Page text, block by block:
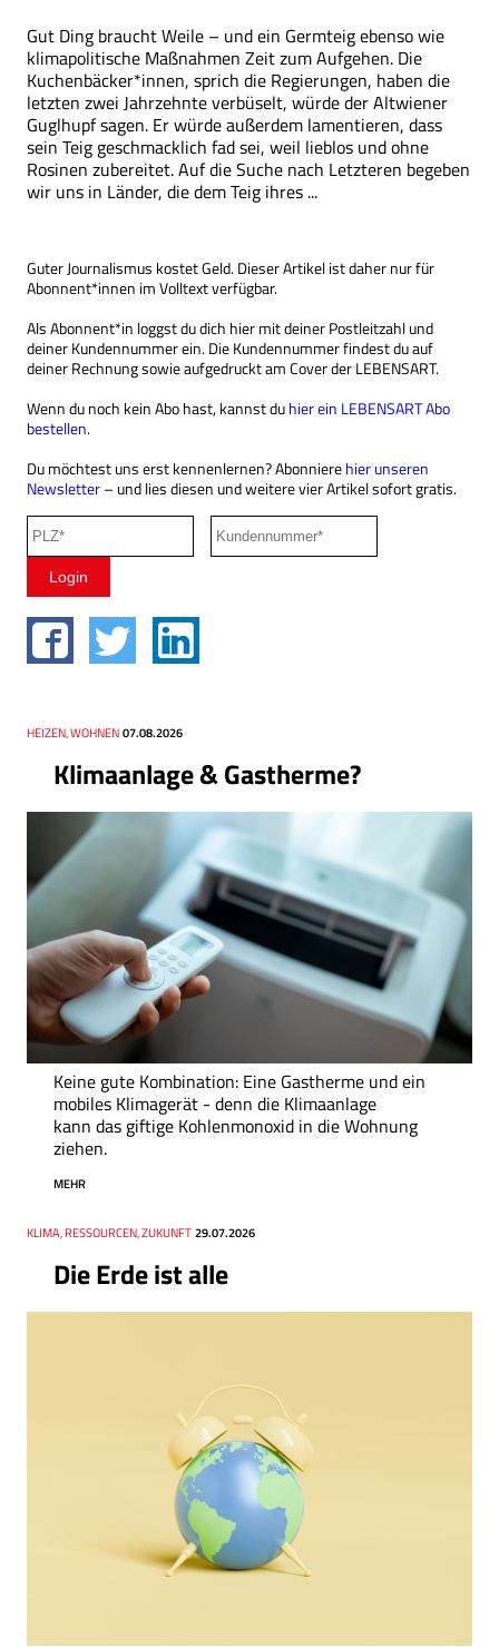
Gut Ding braucht Weile – und ein Germteig ebenso wie
klimapolitische Maßnahmen Zeit zum Aufgehen. Die
Kuchenbäcker*innen, sprich die Regierungen, haben die
letzten zwei Jahrzehnte verbüselt, würde der Altwiener
Guglhupf sagen. Er würde außerdem lamentieren, dass
sein Teig geschmacklich fad sei, weil lieblos und ohne
Rosinen zubereitet. Auf die Suche nach Letzteren begeben
wir uns in Länder, die dem Teig ihres ...
Guter Journalismus kostet Geld. Dieser Artikel ist daher nur für
Abonnent*innen im Volltext verfügbar.
Als Abonnent*in loggst du dich hier mit deiner Postleitzahl und
deiner Kundennummer ein. Die Kundennummer findest du auf
deiner Rechnung sowie aufgedruckt am Cover der LEBENSART.
Wenn du noch kein Abo hast, kannst duhier ein LEBENSART Abo
bestellen.
Du möchtest uns erst kennenlernen? Abonnierehier unseren
Newsletter– und lies diesen und weitere vier Artikel sofort gratis.
Klimaanlage & Gastherme?
Thema
HEIZEN, WOHNEN
Datum 07.08.2026
Keine gute Kombination: Eine Gastherme und ein
mobiles Klimagerät - denn die Klimaanlage
kann das giftige Kohlenmonoxid in die Wohnung
ziehen.
MEHR
Die Erde ist alle
Thema
KLIMA, RESSOURCEN, ZUKUNFT
Datum 29.07.2026